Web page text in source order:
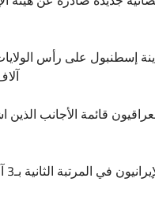
آلاف و938 شقة، ومدينة بورصة ثالثا